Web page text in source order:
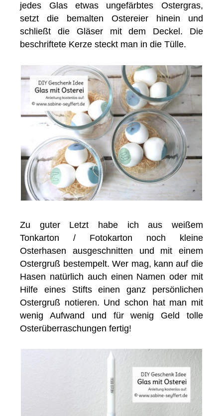
jedes Glas etwas ungefärbtes Ostergras,
setzt die bemalten Ostereier hinein und
schließt die Gläser mit dem Deckel. Die
beschriftete Kerze steckt man in die Tülle.
Zu guter Letzt habe ich aus weißem
Tonkarton / Fotokarton noch kleine
Osterhasen ausgeschnitten und mit einem
Ostergruß bestempelt. Wer mag, kann auf die
Hasen natürlich auch einen Namen oder mit
Hilfe eines Stifts einen ganz persönlichen
Ostergruß notieren. Und schon hat man mit
wenig Aufwand und für wenig Geld tolle
Osterüberraschungen fertig!